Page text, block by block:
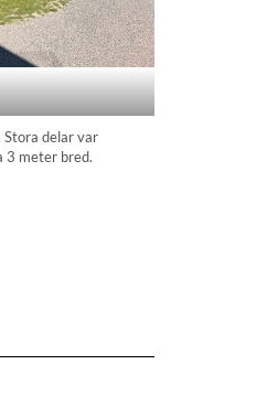
delar var
3 meter bred.